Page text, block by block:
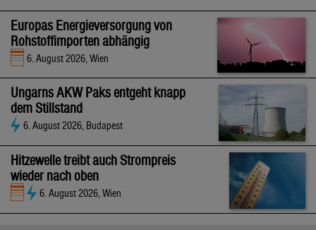
Europas Energieversorgung von
Rohstoffimporten abhängig
6. August 2026, Wien
Ungarns AKW Paks entgeht knapp
dem Stillstand
6. August 2026, Budapest
Hitzewelle treibt auch Strompreis
wieder nach oben
6. August 2026, Wien